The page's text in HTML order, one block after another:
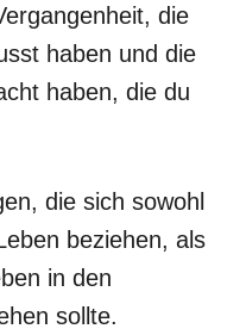
die
haben und die
haben, die du
die sich sowohl
beziehen, als
in den
sollte.